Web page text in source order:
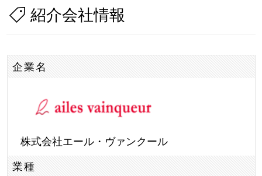
紹介会社情報
企業名
株式会社エール・ヴァンクール
業種